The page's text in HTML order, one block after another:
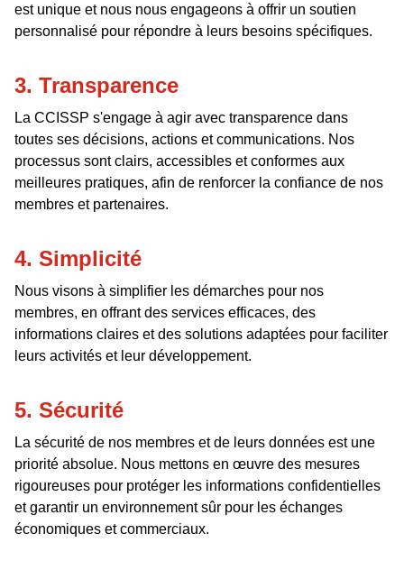
est unique et nous nous engageons à offrir un soutien
personnalisé pour répondre à leurs besoins spécifiques.
3. Transparence
La CCISSP s'engage à agir avec transparence dans
toutes ses décisions, actions et communications. Nos
processus sont clairs, accessibles et conformes aux
meilleures pratiques, afin de renforcer la confiance de nos
membres et partenaires.
4. Simplicité
Nous visons à simplifier les démarches pour nos
membres, en offrant des services efficaces, des
informations claires et des solutions adaptées pour faciliter
leurs activités et leur développement.
5. Sécurité
La sécurité de nos membres et de leurs données est une
priorité absolue. Nous mettons en œuvre des mesures
rigoureuses pour protéger les informations confidentielles
et garantir un environnement sûr pour les échanges
économiques et commerciaux.